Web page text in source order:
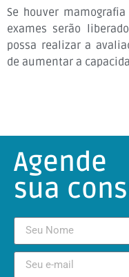
Se houver
exames serão
possa realizar a
de aumentar a
Agende
sua